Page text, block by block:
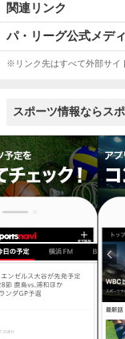
関連リンク
パ・リーグ公式メデ
※リンク先はすべて外部サイ
スポーツ情報ならス